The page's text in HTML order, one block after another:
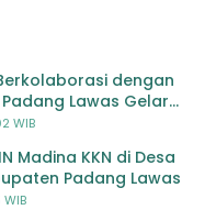
dengan
Lawas Gelar
se-Kabupaten Padang
WIB
Madina KKN di Desa
Padang Lawas